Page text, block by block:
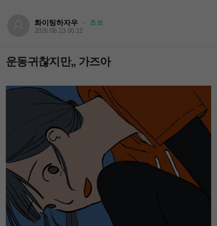
화이팅하자우 · 초보
2026.06.23 00:12
운동귀찮지만,, 가즈아